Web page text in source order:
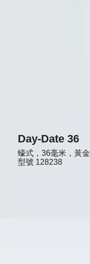
Day-Date 36
蠔式，36毫米，黃金
型號 128238